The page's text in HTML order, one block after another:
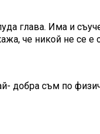
глава. Има и
че никой не се е
добра съм по